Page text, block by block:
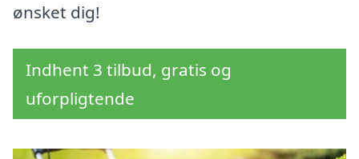
ønsket dig!
Indhent 3 tilbud, gratis og
uforpligtende